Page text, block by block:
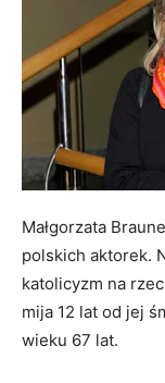
Małgorzata
polskich aktorek.
katolicyzm na
mija 12 lat od jej
wieku 67 lat.